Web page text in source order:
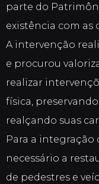
parte do
existência com as
A intervenção
e procurou
realizar
física,
realçando suas
Para a integração
necessário a
de pedestres e